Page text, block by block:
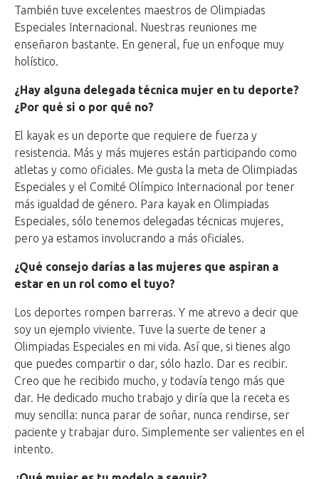
También tuve excelentes maestros de Olimpiadas
Especiales Internacional. Nuestras reuniones me
enseñaron bastante. En general, fue un enfoque muy
holístico.
¿Hay alguna delegada técnica mujer en tu deporte?
¿Por qué si o por qué no?
El kayak es un deporte que requiere de fuerza y
resistencia. Más y más mujeres están participando como
atletas y como oficiales. Me gusta la meta de Olimpiadas
Especiales y el Comité Olímpico Internacional por tener
más igualdad de género. Para kayak en Olimpiadas
Especiales, sólo tenemos delegadas técnicas mujeres,
pero ya estamos involucrando a más oficiales.
¿Qué consejo darías a las mujeres que aspiran a
estar en un rol como el tuyo?
Los deportes rompen barreras. Y me atrevo a decir que
soy un ejemplo viviente. Tuve la suerte de tener a
Olimpiadas Especiales en mi vida. Así que, si tienes algo
que puedes compartir o dar, sólo hazlo. Dar es recibir.
Creo que he recibido mucho, y todavía tengo más que
dar. He dedicado mucho trabajo y diría que la receta es
muy sencilla: nunca parar de soñar, nunca rendirse, ser
paciente y trabajar duro. Simplemente ser valientes en el
intento.